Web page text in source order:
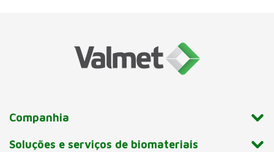
Companhia
Soluções e serviços de biomateriais